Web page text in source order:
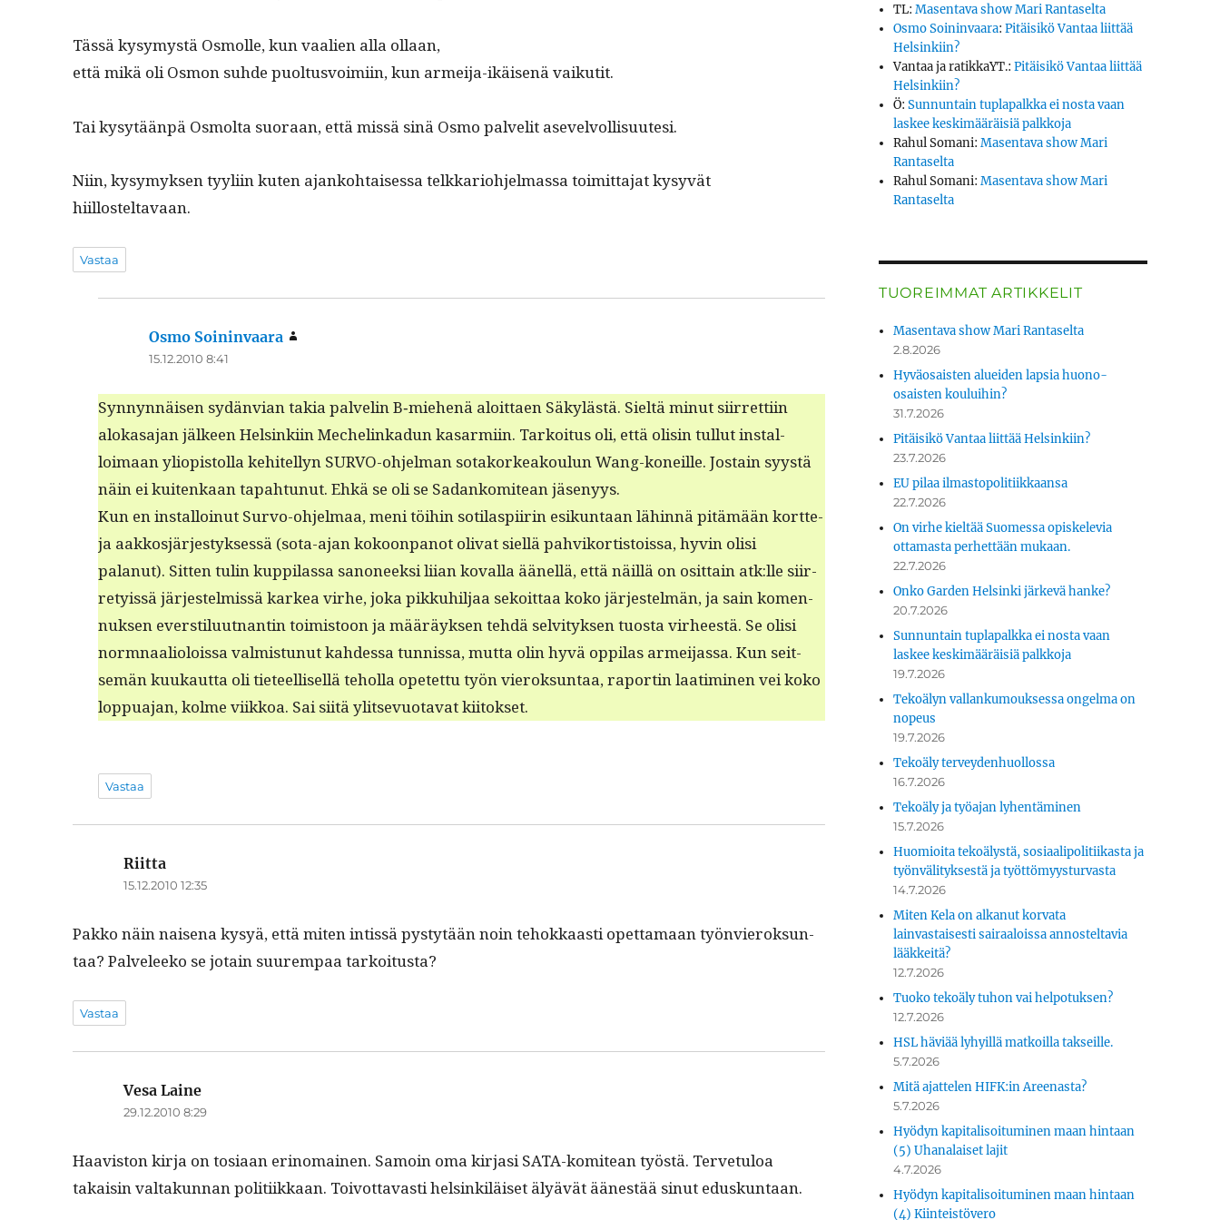
Tässä kysymys­tä Osmolle, kun vaalien alla ollaan,
että mikä oli Osmon suhde puol­tusvoimi­in, kun armei­ja-ikäisenä vaikutit.
Tai kysytään­pä Osmol­ta suo­raan, että mis­sä sinä Osmo palvelit asevelvollisuutesi.
Niin, kysymyk­sen tyyli­in kuten ajanko­htaises­sa telkkar­i­o­hjel­mas­sa toimit­ta­jat kysyvät
hiillosteltavaan.
Vastaa
Osmo Soininvaara
15.12.2010 8:41
Syn­nyn­näisen sydän­vian takia palvelin B‑miehenä aloit­taen Säkylästä. Sieltä min­ut siir­ret­ti­in
alokasa­jan jäl­keen Helsinki­in Meche­linkadun kasarmi­in. Tarkoi­tus oli, että olisin tul­lut instal­
loimaan yliopis­tol­la kehitel­lyn SUR­VO-ohjel­man sotako­rkeak­oulun Wang-koneille. Jostain syys­tä
näin ei kuitenkaan tapah­tunut. Ehkä se oli se Sadankomitean jäsenyys.
Kun en instal­loin­ut Sur­vo-ohjel­maa, meni töi­hin soti­laspi­irin esikun­taan lähin­nä pitämään kort­te­
ja aakkosjärjestyk­sessä (sota-ajan kokoon­pan­ot oli­vat siel­lä pahviko­rtis­tois­sa, hyvin olisi
palanut). Sit­ten tulin kup­pi­las­sa sanoneek­si liian koval­la äänel­lä, että näil­lä on osit­tain atk:lle siir­
re­tyis­sä jär­jestelmis­sä karkea virhe, joka pikkuhil­jaa sekoit­taa koko jär­jestelmän, ja sain komen­
nuk­sen ever­stilu­ut­nan­tin toimis­toon ja määräyk­sen tehdä selvi­tyk­sen tuos­ta virheestä. Se olisi
norm­naali­olois­sa valmis­tunut kahdessa tun­nis­sa, mut­ta olin hyvä oppi­las armei­jas­sa. Kun seit­
semän kuukaut­ta oli tieteel­lisel­lä tehol­la opetet­tu työn vieroksun­taa, raportin laa­timi­nen vei koko
lop­pua­jan, kolme viikkoa. Sai siitä ylit­se­vuo­ta­vat kiitokset.
Vastaa
Riitta
15.12.2010 12:35
Pakko näin naise­na kysyä, että miten intis­sä pystytään noin tehokkaasti opet­ta­maan työn­vieroksun­
taa? Palveleeko se jotain suurem­paa tarkoitusta?
Vastaa
Vesa Laine
29.12.2010 8:29
Haav­is­ton kir­ja on tosi­aan eri­no­mainen. Samoin oma kir­jasi SATA-komitean työstä. Ter­ve­tu­loa
takaisin val­takun­nan poli­ti­ikkaan. Toiv­ot­tavasti helsinkiläiset älyävät äänestää sin­ut eduskuntaan.
TL:Masentava show Mari Rantaselta
Osmo Soininvaara:Pitäisikö Vantaa liittää
Helsinkiin?
Vantaa ja ratikkaYT.:Pitäisikö Vantaa liittää
Helsinkiin?
Ö:Sunnuntain tuplapalkka ei nosta vaan
laskee keskimääräisiä palkkoja
Rahul Somani:Masentava show Mari
Rantaselta
Rahul Somani:Masentava show Mari
Rantaselta
TUOREIMMAT ARTIKKELIT
Masentava show Mari Rantaselta
2.8.2026
Hyväosaisten alueiden lapsia huono-
osaisten kouluihin?
31.7.2026
Pitäisikö Vantaa liittää Helsinkiin?
23.7.2026
EU pilaa ilmastopolitiikkaansa
22.7.2026
On virhe kieltää Suomessa opiskelevia
ottamasta perhettään mukaan.
22.7.2026
Onko Garden Helsinki järkevä hanke?
20.7.2026
Sunnuntain tuplapalkka ei nosta vaan
laskee keskimääräisiä palkkoja
19.7.2026
Tekoälyn vallankumouksessa ongelma on
nopeus
19.7.2026
Tekoäly terveydenhuollossa
16.7.2026
Tekoäly ja työajan lyhentäminen
15.7.2026
Huomioita tekoälystä, sosiaalipolitiikasta ja
työnvälityksestä ja työttömyysturvasta
14.7.2026
Miten Kela on alkanut korvata
lainvastaisesti sairaaloissa annosteltavia
lääkkeitä?
12.7.2026
Tuoko tekoäly tuhon vai helpotuksen?
12.7.2026
HSL häviää lyhyillä matkoilla takseille.
5.7.2026
Mitä ajattelen HIFK:in Areenasta?
5.7.2026
Hyödyn kapitalisoituminen maan hintaan
(5) Uhanalaiset lajit
4.7.2026
Hyödyn kapitalisoituminen maan hintaan
(4) Kiinteistövero